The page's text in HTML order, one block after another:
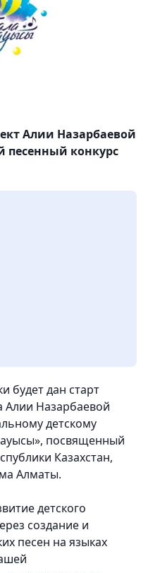
Алии Назарбаевой
песенный конкурс
будет дан старт
Алии Назарбаевой
детскому
посвященный
Казахстан,
Алматы.
детского
создание и
песен на языках